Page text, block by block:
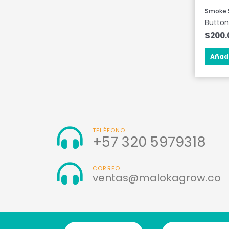
Smoke
$
TELÉFONO
+57 320 5979318
CORREO
ventas@malokagrow.co